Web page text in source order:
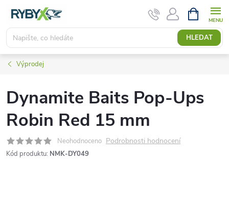
obsah
HLEDAT
NÁKUPNÍ
KOŠÍK
Výprodej
Dynamite Baits Pop-Ups
Robin Red 15 mm
Neohodnoceno Podrobnosti hodnocení
Kód produktu: NMK-DY049